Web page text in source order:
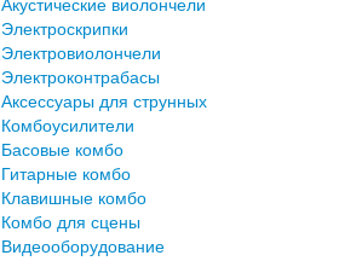
Электроскрипки
Электровиолончели
Электроконтрабасы
Аксессуары для струнных
Комбоусилители
Басовые комбо
Гитарные комбо
Клавишные комбо
Комбо для сцены
Видеооборудование